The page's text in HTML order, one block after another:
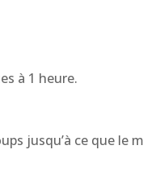
à 1 heure.
jusqu’à ce que le